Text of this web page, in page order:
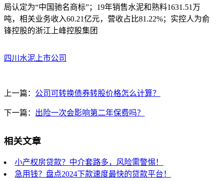
局认定为“中国驰名商标”；19年销售水泥和熟料1631.51万
吨，相关业务收入60.21亿元，营收占比81.22%；实控人为俞
锋控股的浙江上峰控股集团
四川水泥上市公司
上一篇： 公司可转换债券转股价格怎么计算？
下一篇： 出险一次会影响第二年保费吗？
相关文章
小产权房贷款？中介套路多，风险需警惕！
急用钱？盘点2024下款速度最快的贷款平台！